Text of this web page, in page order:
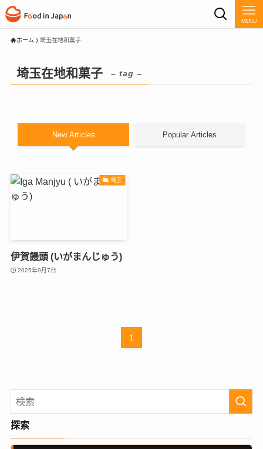
MENU
ホーム 埼玉在地和菓子
埼玉在地和菓子 – tag –
New Articles Popular Articles
埼玉
伊賀饅頭 (いがまんじゅう)
2025年9月7日
1
探索